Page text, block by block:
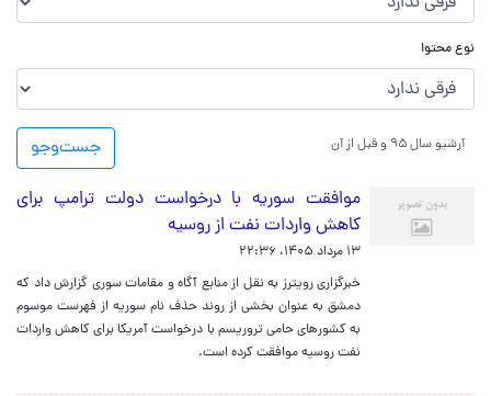
نوع محتوا
جست‌و‌جو آرشیو سال ۹۵ و قبل از آن
موافقت سوریه با درخواست دولت ترامپ برای
کاهش واردات نفت از روسیه
۱۳ مرداد ۱۴۰۵، ۲۲:۳۶
خبرگزاری رویترز به نقل از منابع آگاه و مقامات سوری گزارش داد که
دمشق به عنوان بخشی از روند حذف نام سوریه از فهرست موسوم
به کشورهای حامی تروریسم با درخواست آمریکا برای کاهش واردات
نفت روسیه موافقت کرده است.